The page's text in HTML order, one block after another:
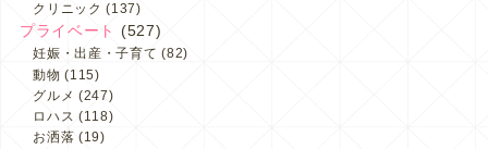
クリニック (137)
プライベート (527)
妊娠・出産・子育て (82)
動物 (115)
グルメ (247)
ロハス (118)
お洒落 (19)